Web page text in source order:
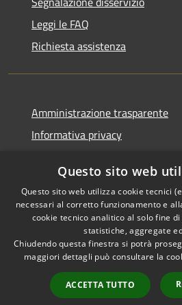
Leggi le FAQ
Richiesta assistenza
Amministrazione trasparente
Informativa privacy
Dichiarazione di accessibilità
RSS
Accessibilità
Questo sito web
Questo sito web utilizza cookie tecnici
necessari al corretto funzionamento e
cookie tecnico analitico al solo fine
statistiche, aggregate
Chiudendo questa finestra si potrà
maggiori dettagli può consultare la
ACCETTA TUTTO